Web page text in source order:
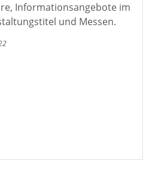
Informationsangebote im
und Messen.